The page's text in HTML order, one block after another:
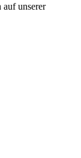
auf unserer